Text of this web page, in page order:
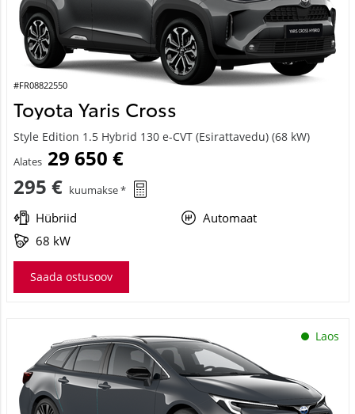
#FR08822550
Toyota Yaris Cross
Style Edition 1.5 Hybrid 130 e-CVT (Esirattavedu) (68 kW)
Alates 29 650 €
295 € kuumakse *
Hübriid
Automaat
68 kW
Saada ostusoov
Laos